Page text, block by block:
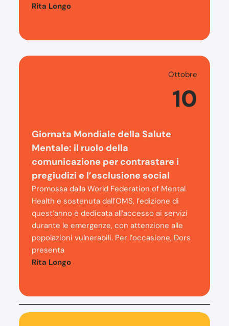
Rita Longo
Ottobre
10
Giornata Mondiale della Salute
Mentale: il ruolo della
comunicazione per contrastare i
pregiudizi e l’esclusione social
Promossa dalla World Federation of Mental
Health e sostenuta dall’OMS, l’edizione di
quest’anno è dedicata all’accesso ai servizi
durante le emergenze, con attenzione alle
popolazioni vulnerabili. Per l’occasione, Dors
presenta
Rita Longo